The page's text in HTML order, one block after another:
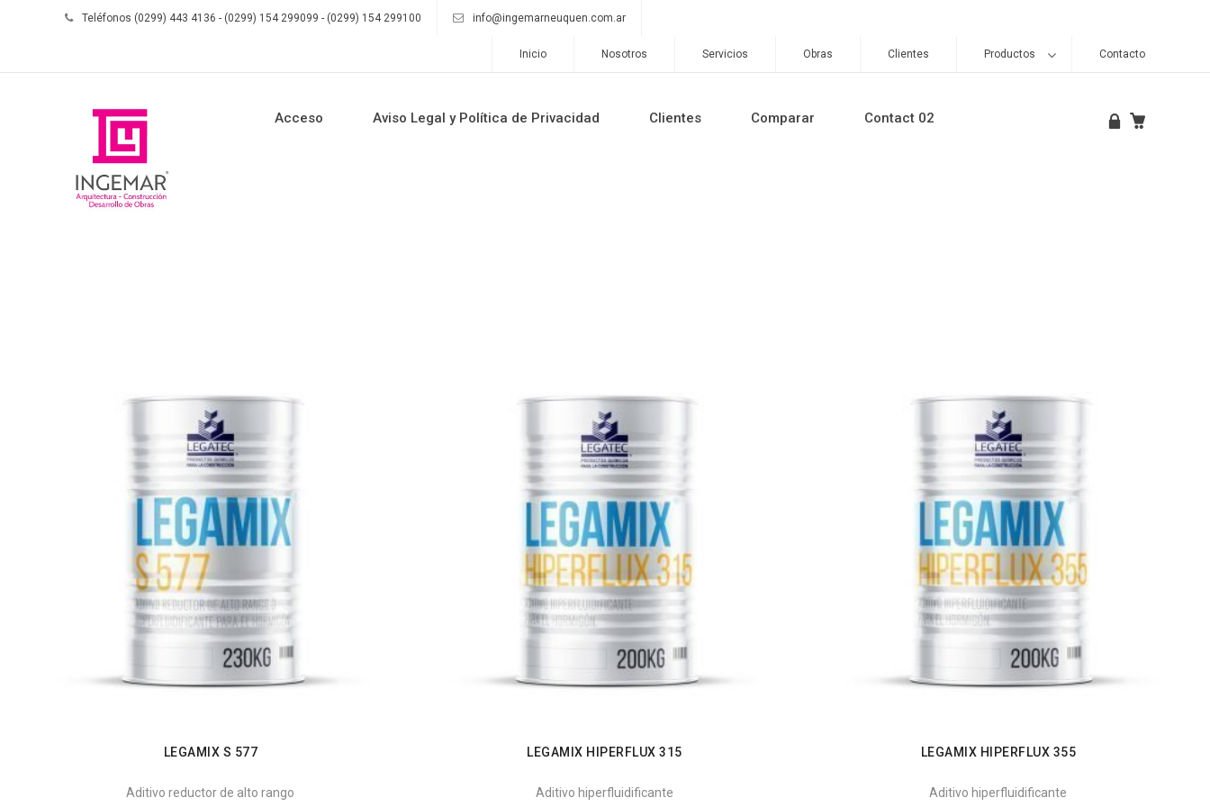
Teléfonos (0299) 443 4136 - (0299) 154 299099 - (0299) 154 299100 info@ingemarneuquen.com.ar
Inicio Nosotros Servicios Obras Clientes Productos Contacto
Acceso Aviso Legal y Política de Privacidad Clientes Comparar Contact 02
LEGAMIX S 577
Aditivo reductor de alto rango
LEGAMIX HIPERFLUX 315
Aditivo hiperfluidificante
LEGAMIX HIPERFLUX 355
Aditivo hiperfluidificante